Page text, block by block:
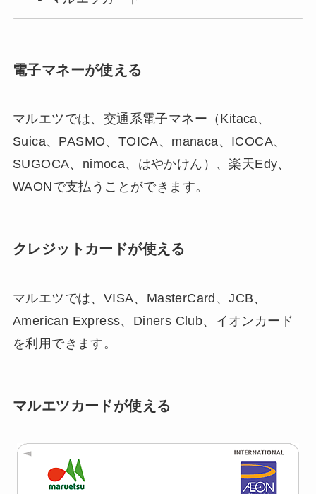
電子マネーが使える
マルエツでは、交通系電子マネー（Kitaca、
Suica、PASMO、TOICA、manaca、ICOCA、
SUGOCA、nimoca、はやかけん）、楽天Edy、
WAONで支払うことができます。
クレジットカードが使える
マルエツでは、VISA、MasterCard、JCB、
American Express、Diners Club、イオンカード
を利用できます。
マルエツカードが使える